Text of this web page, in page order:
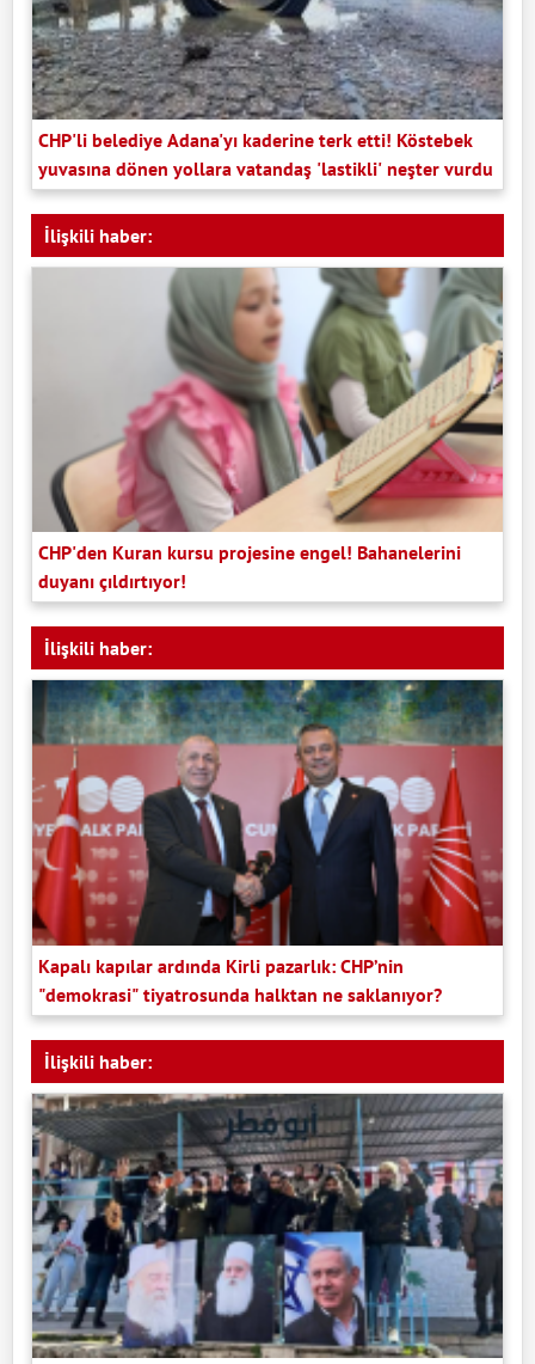
CHP'li belediye Adana'yı kaderine terk etti! Köstebek
yuvasına dönen yollara vatandaş 'lastikli' neşter vurdu
İlişkili haber:
CHP'den Kuran kursu projesine engel! Bahanelerini
duyanı çıldırtıyor!
İlişkili haber:
Kapalı kapılar ardında Kirli pazarlık: CHP’nin
"demokrasi" tiyatrosunda halktan ne saklanıyor?
İlişkili haber: